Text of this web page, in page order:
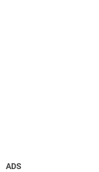
ADS